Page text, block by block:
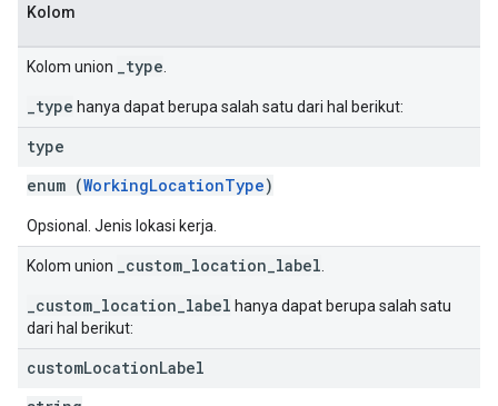
Kolom
Kolom union _type
_type hanya dapat berupa salah satu dari hal berikut:
type
enum (WorkingLocationType)
Opsional. Jenis lokasi kerja.
Kolom union _custom_location_label
_custom_location_label hanya dapat berupa salah satu
dari hal berikut:
customLocationLabel